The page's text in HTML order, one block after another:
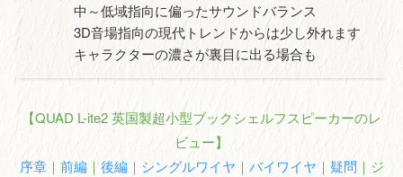
中～低域指向に偏ったサウンドバランス
3D音場指向の現代トレンドからは少し外れます
キャラクターの濃さが裏目に出る場合も
【QUAD L-ite2 英国製超小型ブックシェルフスピーカーのレ
ビュー】
序章｜ 前編｜ 後編｜ シングルワイヤ ｜ バイワイヤ ｜ 疑問 ｜ジ